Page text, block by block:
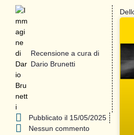
Recensione a cura di
Dario Brunetti
Pubblicato il 15/05/2025
Nessun commento